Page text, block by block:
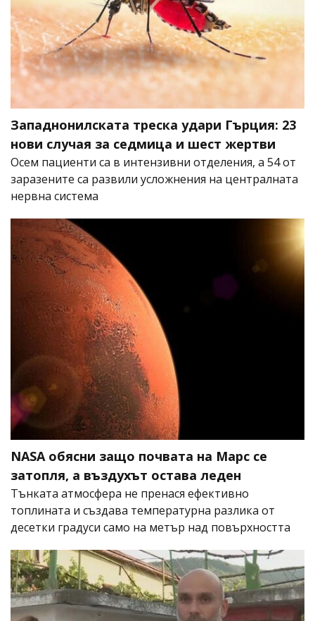
Западнонилската треска удари Гърция: 23
нови случая за седмица и шест жертви
Осем пациенти са в интензивни отделения, а 54 от
заразените са развили усложнения на централната
нервна система
NASA обясни защо почвата на Марс се
затопля, а въздухът остава леден
Тънката атмосфера не пренася ефективно
топлината и създава температурна разлика от
десетки градуси само на метър над повърхността